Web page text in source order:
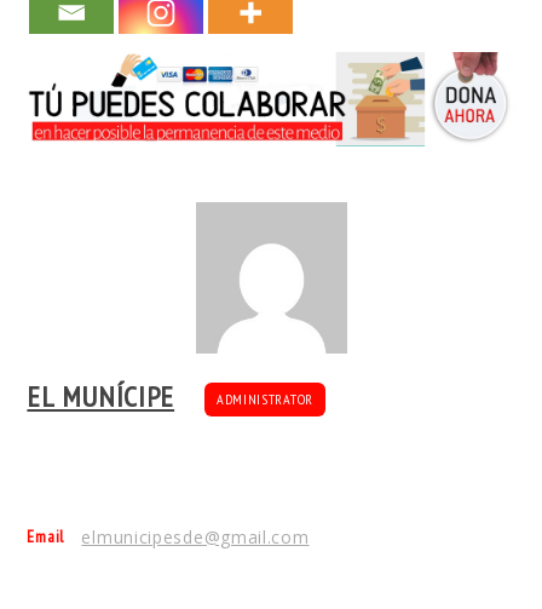
EL MUNÍCIPE ADMINISTRATOR
Email elmunicipesde@gmail.com